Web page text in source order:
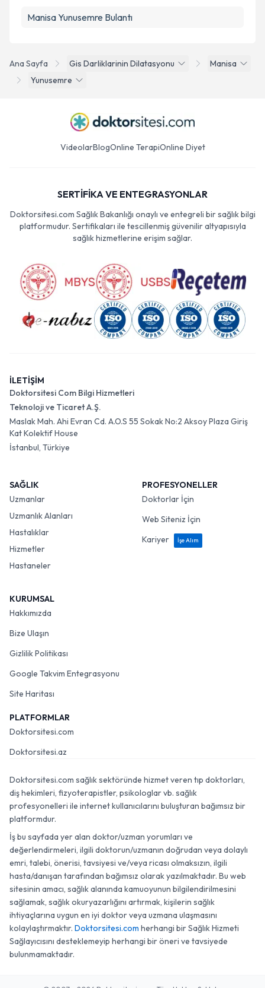
Ana Sayfa Gis Darliklarinin Dilatasyonu
Manisa
Yunusemre
Manisa Yunusemre Bulantı
VideolarBlogOnline TerapiOnline Diyet
SERTİFİKA VE ENTEGRASYONLAR
Doktorsitesi.com Sağlık Bakanlığı onaylı ve entegreli bir sağlık bilgi
platformudur. Sertifikaları ile tescillenmiş güvenilir altyapısıyla
sağlık hizmetlerine erişim sağlar.
İLETİŞİM
Doktorsitesi Com Bilgi Hizmetleri
Teknoloji ve Ticaret A.Ş.
Maslak Mah. Ahi Evran Cd. A.O.S 55 Sokak No:2 Aksoy Plaza Giriş
Kat Kolektif House
İstanbul, Türkiye
SAĞLIK
Uzmanlar
Uzmanlık Alanları
Hastalıklar
Hizmetler
Hastaneler
PROFESYONELLER
Doktorlar İçin
Web Siteniz İçin
Kariyer
İşe Alım
KURUMSAL
Hakkımızda
Bize Ulaşın
Gizlilik Politikası
Google Takvim Entegrasyonu
Site Haritası
PLATFORMLAR
Doktorsitesi.com
Doktorsitesi.az
Doktorsitesi.com sağlık sektöründe hizmet veren tıp doktorları,
diş hekimleri, fizyoterapistler, psikologlar vb. sağlık
profesyonelleri ile internet kullanıcılarını buluşturan bağımsız bir
platformdur.
İş bu sayfada yer alan doktor/uzman yorumları ve
değerlendirmeleri, ilgili doktorun/uzmanın doğrudan veya dolaylı
emri, talebi, önerisi, tavsiyesi ve/veya ricası olmaksızın, ilgili
hasta/danışan tarafından bağımsız olarak yazılmaktadır. Bu web
sitesinin amacı, sağlık alanında kamuoyunun bilgilendirilmesini
sağlamak, sağlık okuryazarlığını artırmak, kişilerin sağlık
ihtiyaçlarına uygun en iyi doktor veya uzmana ulaşmasını
kolaylaştırmaktır. Doktorsitesi.com herhangi bir Sağlık Hizmeti
Sağlayıcısını desteklemeyip herhangi bir öneri ve tavsiyede
bulunmamaktadır.